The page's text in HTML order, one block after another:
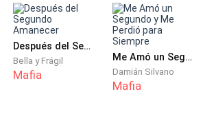
Arturo, conmigo, siempre fingía
él mismo supiera lo que hacía, pero
Dios, siempre lo supo.
No respondí, mis ojos seguían
Después del Segundo Amanecer
Bella y Frágil
Mafia
Me Amó un Segundo y Me Perdió para Siempre
Damián Silvano
Mafia